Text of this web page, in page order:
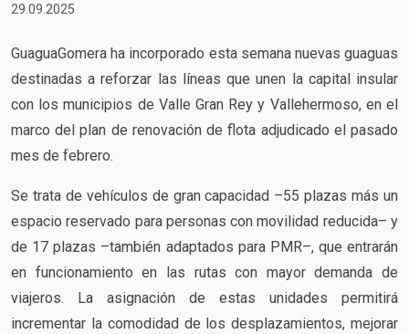
29.09.2025
GuaguaGomera ha incorporado esta semana nuevas guaguas
destinadas a reforzar las líneas que unen la capital insular
con los municipios de Valle Gran Rey y Vallehermoso, en el
marco del plan de renovación de flota adjudicado el pasado
mes de febrero.
Se trata de vehículos de gran capacidad –55 plazas más un
espacio reservado para personas con movilidad reducida– y
de 17 plazas –también adaptados para PMR–, que entrarán
en funcionamiento en las rutas con mayor demanda de
viajeros. La asignación de estas unidades permitirá
incrementar la comodidad de los desplazamientos, mejorar